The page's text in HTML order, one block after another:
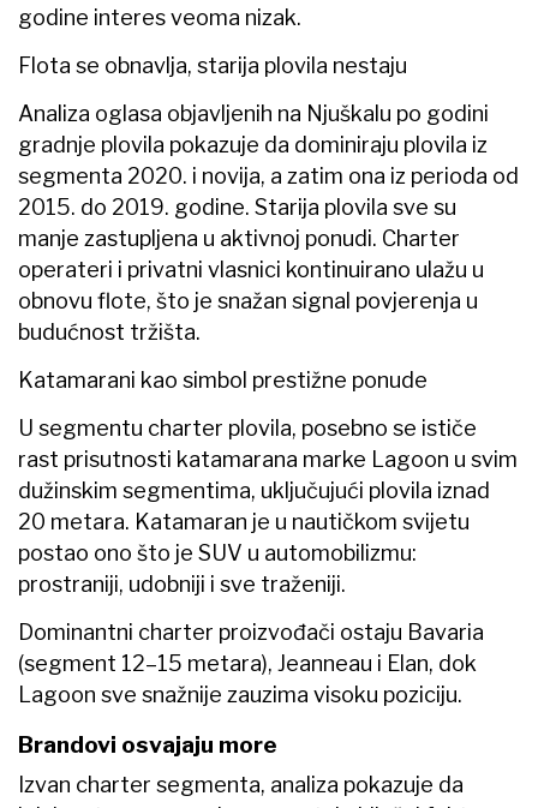
godine interes veoma nizak.
Flota se obnavlja, starija plovila nestaju
Analiza oglasa objavljenih na Njuškalu po godini
gradnje plovila pokazuje da dominiraju plovila iz
segmenta 2020. i novija, a zatim ona iz perioda od
2015. do 2019. godine. Starija plovila sve su
manje zastupljena u aktivnoj ponudi. Charter
operateri i privatni vlasnici kontinuirano ulažu u
obnovu flote, što je snažan signal povjerenja u
budućnost tržišta.
Katamarani kao simbol prestižne ponude
U segmentu charter plovila, posebno se ističe
rast prisutnosti katamarana marke Lagoon u svim
dužinskim segmentima, uključujući plovila iznad
20 metara. Katamaran je u nautičkom svijetu
postao ono što je SUV u automobilizmu:
prostraniji, udobniji i sve traženiji.
Dominantni charter proizvođači ostaju Bavaria
(segment 12–15 metara), Jeanneau i Elan, dok
Lagoon sve snažnije zauzima visoku poziciju.
Brandovi osvajaju more
Izvan charter segmenta, analiza pokazuje da